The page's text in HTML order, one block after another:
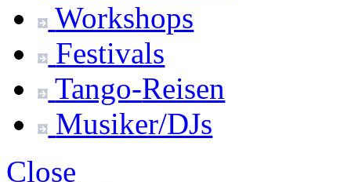
Workshops
Festivals
Tango-Reisen
Musiker/DJs
Close